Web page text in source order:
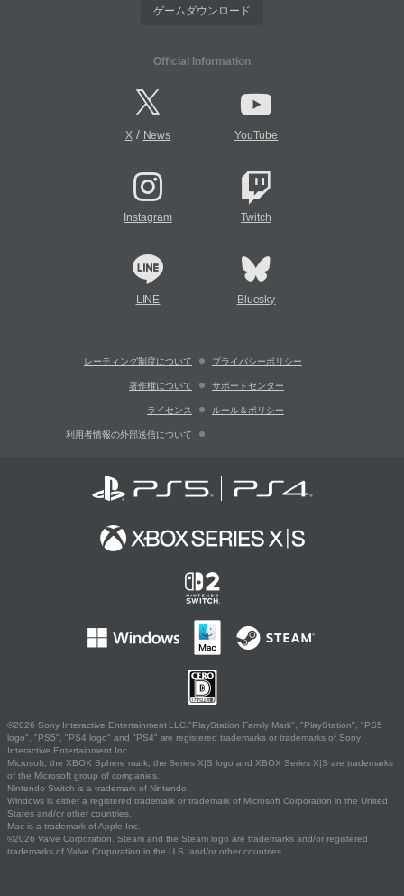
ゲームダウンロード
Official Information
X/ News YouTube
Instagram Twitch
LINE Bluesky
レーティング制度について プライバシーポリシー
著作権について サポートセンター
ライセンス ルール＆ポリシー
利用者情報の外部送信について
©2026 Sony Interactive Entertainment LLC."PlayStation Family Mark", "PlayStation", "PS5
logo", "PS5", "PS4 logo" and "PS4" are registered trademarks or trademarks of Sony
Interactive Entertainment Inc.
Microsoft, the XBOX Sphere mark, the Series X|S logo and XBOX Series X|S are trademarks
of the Microsoft group of companies.
Nintendo Switch is a trademark of Nintendo.
Windows is either a registered trademark or trademark of Microsoft Corporation in the United
States and/or other countries.
Mac is a trademark of Apple Inc.
©2026 Valve Corporation. Steam and the Steam logo are trademarks and/or registered
trademarks of Valve Corporation in the U.S. and/or other countries.